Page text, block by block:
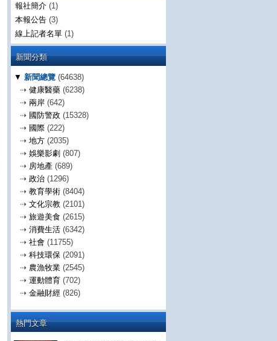
報社簡介 (1)
本報公告 (3)
線上記者名單 (1)
新聞分類
▼ 新聞總覽 (64638)
⇢ 健康醫藥 (6238)
⇢ 兩岸 (642)
⇢ 國防警政 (15328)
⇢ 國際 (222)
⇢ 地方 (2035)
⇢ 娛樂影劇 (807)
⇢ 房地產 (689)
⇢ 政治 (1296)
⇢ 教育學術 (8404)
⇢ 文化宗教 (2101)
⇢ 旅遊美食 (2615)
⇢ 消費生活 (6342)
⇢ 社會 (11755)
⇢ 科技環保 (2091)
⇢ 農漁牧業 (2545)
⇢ 運動體育 (702)
⇢ 金融財經 (826)
熱門文章